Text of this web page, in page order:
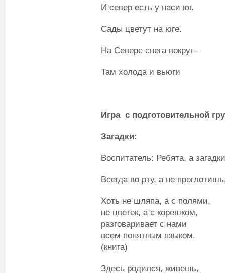
И север есть у наси юг.
Сады цветут на юге.
На Севере снега вокруг–
Там холода и вьюги
Играс подготовительной
Загадки:
Воспитатель: Ребята, а
Всегда во рту, а не
Хоть не шляпа, а с полями,
не цветок, а с корешком,
разговаривает с нами
всем понятным языком.
(книга)
Здесь родился, живешь,